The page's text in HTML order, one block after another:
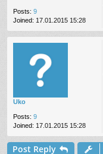
Posts: 9
Joined: 17.01.2015 15:28
Uko
Posts: 9
Joined: 17.01.2015 15:28
Post Reply